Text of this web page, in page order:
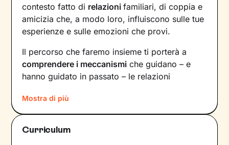
contesto fatto di relazionifamiliari, di coppia e
amicizia che, a modo loro, influiscono sulle tue
esperienze e sulle emozioni che provi.
Il percorso che faremo insieme ti porterà a
comprendere i meccanismi che guidano – e
hanno guidato in passato – le relazioni
alla base di ciò che stai vivendo oggi.
Mostra di più
Curriculum